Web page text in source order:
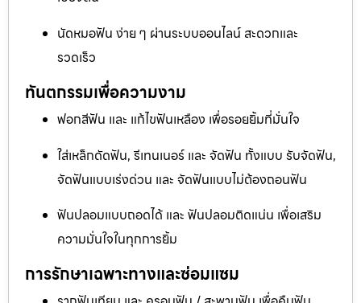
นัดหมอฟัน ง่าย ๆ ผ่านระบบออนไลน์ สะดวกและ
รวดเร็ว
ทันตกรรมเพื่อความงาม
ฟอกสีฟัน และ แก้ไขฟันเหลือง เพื่อรอยยิ้มที่มั่นใจ
ใส่เหล็กดัดฟัน, รีเทนเนอร์ และ จัดฟัน ทั้งแบบ รับจัดฟัน,
จัดฟันแบบเร่งด่วน และ จัดฟันแบบไม่ต้องถอนฟัน
ฟันปลอมแบบถอดได้ และ ฟันปลอมติดแน่น เพื่อเสริม
ความมั่นใจในทุกการยิ้ม
การรักษาเฉพาะทางและซ่อมแซม